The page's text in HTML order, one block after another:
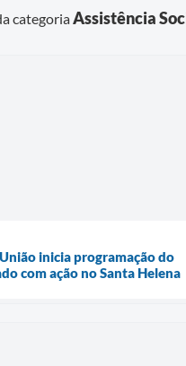
categoriaAssistência
inicia programação do
com ação no Santa Helena